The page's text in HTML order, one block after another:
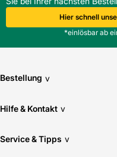
Hier schnell
*einlösbar ab
Bestellung v
Hilfe & Kontakt v
Service & Tipps v